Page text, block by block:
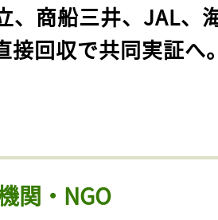
、商船三井、JAL、
接回収で共同実証へ
関・NGO